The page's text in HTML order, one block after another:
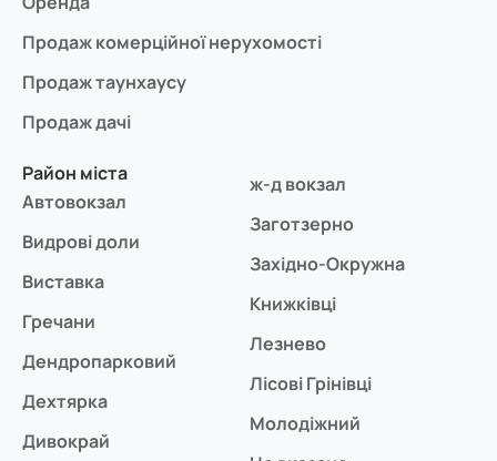
Продаж комерційної нерухомості
Продаж таунхаусу
Продаж дачі
Район міста
Автовокзал
Видрові доли
Виставка
Гречани
Дендропарковий
Дехтярка
Дивокрай
ж-д вокзал
Заготзерно
Західно-Окружна
Книжківці
Лезнево
Лісові Грінівці
Молодіжний